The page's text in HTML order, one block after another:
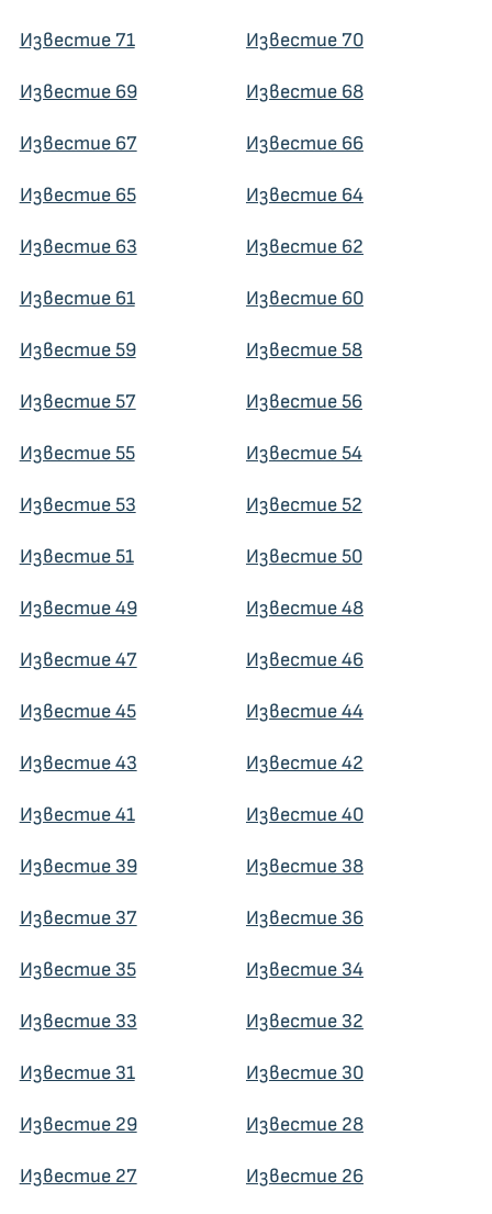
Известие 71 Известие 70
Известие 69 Известие 68
Известие 67 Известие 66
Известие 65 Известие 64
Известие 63 Известие 62
Известие 61 Известие 60
Известие 59 Известие 58
Известие 57 Известие 56
Известие 55 Известие 54
Известие 53 Известие 52
Известие 51 Известие 50
Известие 49 Известие 48
Известие 47 Известие 46
Известие 45 Известие 44
Известие 43 Известие 42
Известие 41 Известие 40
Известие 39 Известие 38
Известие 37 Известие 36
Известие 35 Известие 34
Известие 33 Известие 32
Известие 31 Известие 30
Известие 29 Известие 28
Известие 27 Известие 26